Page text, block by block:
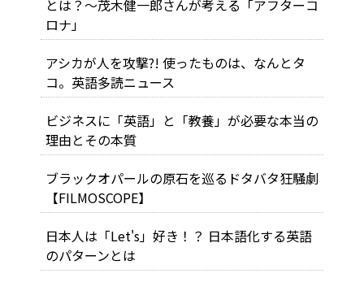
とは？～茂木健一郎さんが考える「アフターコ
ロナ」
アシカが人を攻撃?! 使ったものは、なんとタ
コ。英語多読ニュース
ビジネスに「英語」と「教養」が必要な本当の
理由とその本質
ブラックオパールの原石を巡るドタバタ狂騒劇
【FILMOSCOPE】
日本人は「Let's」好き！？ 日本語化する英語
のパターンとは